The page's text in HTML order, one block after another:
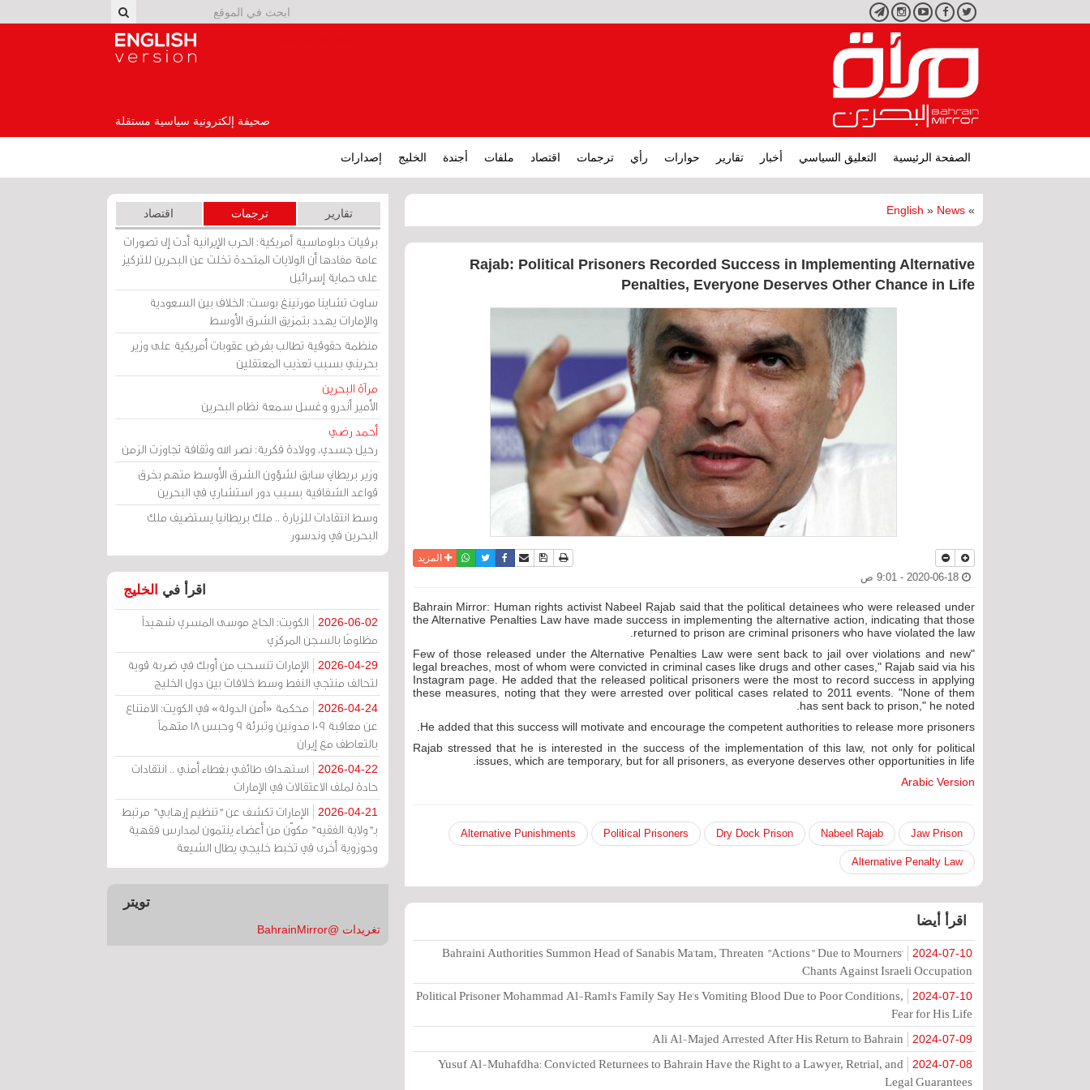
تويتر فيسبوكيوتيوبانستجرامتليجرام
صحيفة إلكترونية سياسية مستقلة
الصفحة الرئيسية التعليق السياسي أخبار تقارير حوارات رأي ترجمات اقتصاد ملفات أجندة الخليج إصدارات
»
English » News
Rajab: Political Prisoners Recorded Success in Implementing Alternative
Penalties, Everyone Deserves Other Chance in Life
نسخة للطباعة
حفظ الموضوع
أرسل الى صديق
فيسبوكتويترواتسابالمزيد
Bahrain Mirror: Human rights activist Nabeel Rajab said that the political detainees who were released under
the Alternative Penalties Law have made success in implementing the alternative action, indicating that those
returned to prison are criminal prisoners who have violated the law.
"Few of those released under the Alternative Penalties Law were sent back to jail over violations and new
legal breaches, most of whom were convicted in criminal cases like drugs and other cases," Rajab said via his
Instagram page. He added that the released political prisoners were the most to record success in applying
these measures, noting that they were arrested over political cases related to 2011 events. "None of them
has sent back to prison," he noted.
He added that this success will motivate and encourage the competent authorities to release more prisoners.
Rajab stressed that he is interested in the success of the implementation of this law, not only for political
issues, which are temporary, but for all prisoners, as everyone deserves other opportunities in life.
Arabic Version
Jaw Prison
Nabeel Rajab
Dry Dock Prison
Political Prisoners
Alternative Punishments
Alternative Penalty Law
اقرأ أيضا
2024-07-10
Bahraini Authorities Summon Head of Sanabis Ma'tam, Threaten "Actions" Due to Mourners'
Chants Against Israeli Occupation
2024-07-10
Political Prisoner Mohammad Al-Raml's Family Say He's Vomiting Blood Due to Poor Conditions,
Fear for His Life
2024-07-09
Ali Al-Majed Arrested After His Return to Bahrain
2024-07-08
Yusuf Al-Muhafdha: Convicted Returnees to Bahrain Have the Right to a Lawyer, Retrial, and
Legal Guarantees
تقارير ترجمات اقتصاد
برقيات دبلوماسية أمريكية: الحرب الإيرانية أدت إلى تصورات
عامة مفادها أن الولايات المتحدة تخلت عن البحرين للتركيز
على حماية إسرائيل
ساوث تشاينا مورنينغ بوست: الخلاف بين السعودية
والإمارات يهدد بتمزيق الشرق الأوسط
منظمة حقوقية تطالب بفرض عقوبات أمريكية على وزير
بحريني بسبب تعذيب المعتقلين
مرآة البحرين
الأمير أندرو وغسل سمعة نظام البحرين
أحمد رضي
رحيل جسدي، وولادة فكرية: نصر الله وثقافة تجاوزت الزمن
وزير بريطاني سابق لشؤون الشرق الأوسط متهم بخرق
قواعد الشفافية بسبب دور استشاري في البحرين
وسط انتقادات للزيارة .. ملك بريطانيا يستضيف ملك
البحرين في وندسور
اقرأ في الخليج
2026-06-02
الكويت: الحاج موسى المسري شهيداً
مظلومًا بالسجن المركزي
2026-04-29
الإمارات تنسحب من أوبك في ضربة قوية
لتحالف منتجي النفط وسط خلافات بين دول الخليج
2026-04-24
محكمة «أمن الدولة» في الكويت: الامتناع
عن معاقبة 109 مدونين وتبرئة 9 وحبس 18 متهماً
بالتعاطف مع إيران
2026-04-22
استهداف طائفي بغطاء أمني .. انتقادات
حادة لملف الاعتقالات في الإمارات
2026-04-21
الإمارات تكشف عن "تنظيم إرهابي" مرتبط
بـ"ولاية الفقيه" مكوّن من أعضاء ينتمون لمدارس فقهية
وحوزوية أخرى في تخبط خليجي يطال الشيعة
تويتر
تغريدات @BahrainMirror